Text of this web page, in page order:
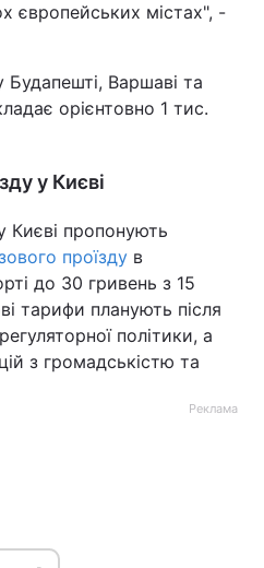
європейських містах", -
Будапешті, Варшаві та
орієнтовно 1 тис.
у Києві
Києві пропонують
проїзду в
до 30 гривень з 15
тарифи планують після
політики, а
з громадськістю та
Реклама